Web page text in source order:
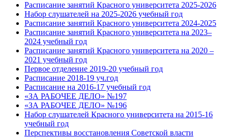
Расписание занятий Красного университета 2025-2026
Набор слушателей на 2025-2026 учебный год
Расписание занятий Красного университета 2024-2025
Расписание занятий Красного университета на 2023–
2024 учебный год
Расписание занятий Красного университета на 2020 –
2021 учебный год
Первое отделение 2019-20 учебный год
Расписание 2018-19 уч.год
Расписание на 2016-17 учебный год
«ЗА РАБОЧЕЕ ДЕЛО» №197
«ЗА РАБОЧЕЕ ДЕЛО» №196
Набор слушателей Красного университета на 2015-16
учебный год
Перспективы восстановления Советской власти